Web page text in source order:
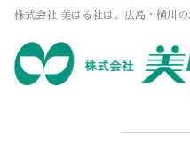
株式会社 美はる社は、広島・横川